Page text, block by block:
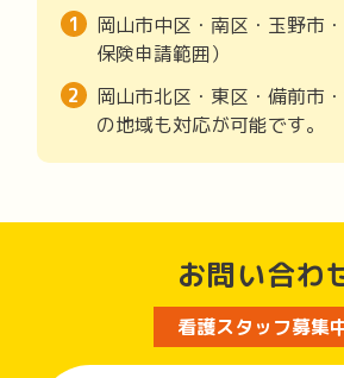
岡山市中区・南区・玉野市
保険申請範囲）
岡山市北区・東区・備前市
の地域も対応が可能です。
お問い合わ
看護スタッフ募集